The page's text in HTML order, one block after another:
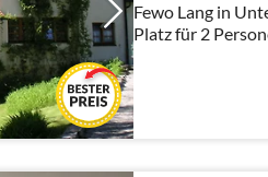
Fewo Lang in
Platz für 2